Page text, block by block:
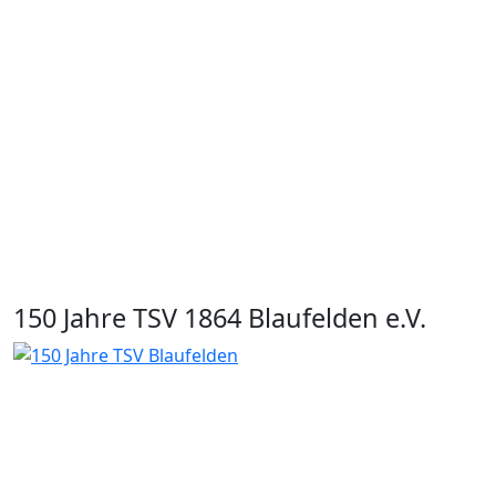
150 Jahre TSV 1864 Blaufelden e.V.